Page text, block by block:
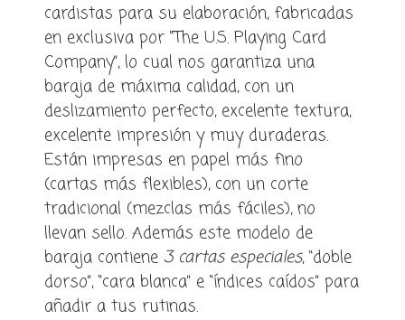
cardistas para su elaboración, fabricadas
en exclusiva por “The U.S. Playing Card
Company”, lo cual nos garantiza una
baraja de máxima calidad, con un
deslizamiento perfecto, excelente textura,
excelente impresión y muy duraderas.
Están impresas en papel más fino
(cartas más flexibles), con un corte
tradicional (mezclas más fáciles), no
llevan sello. Además este modelo de
baraja contiene 3 cartas especiales, “doble
dorso”, “cara blanca” e “índices caídos” para
añadir a tus rutinas.